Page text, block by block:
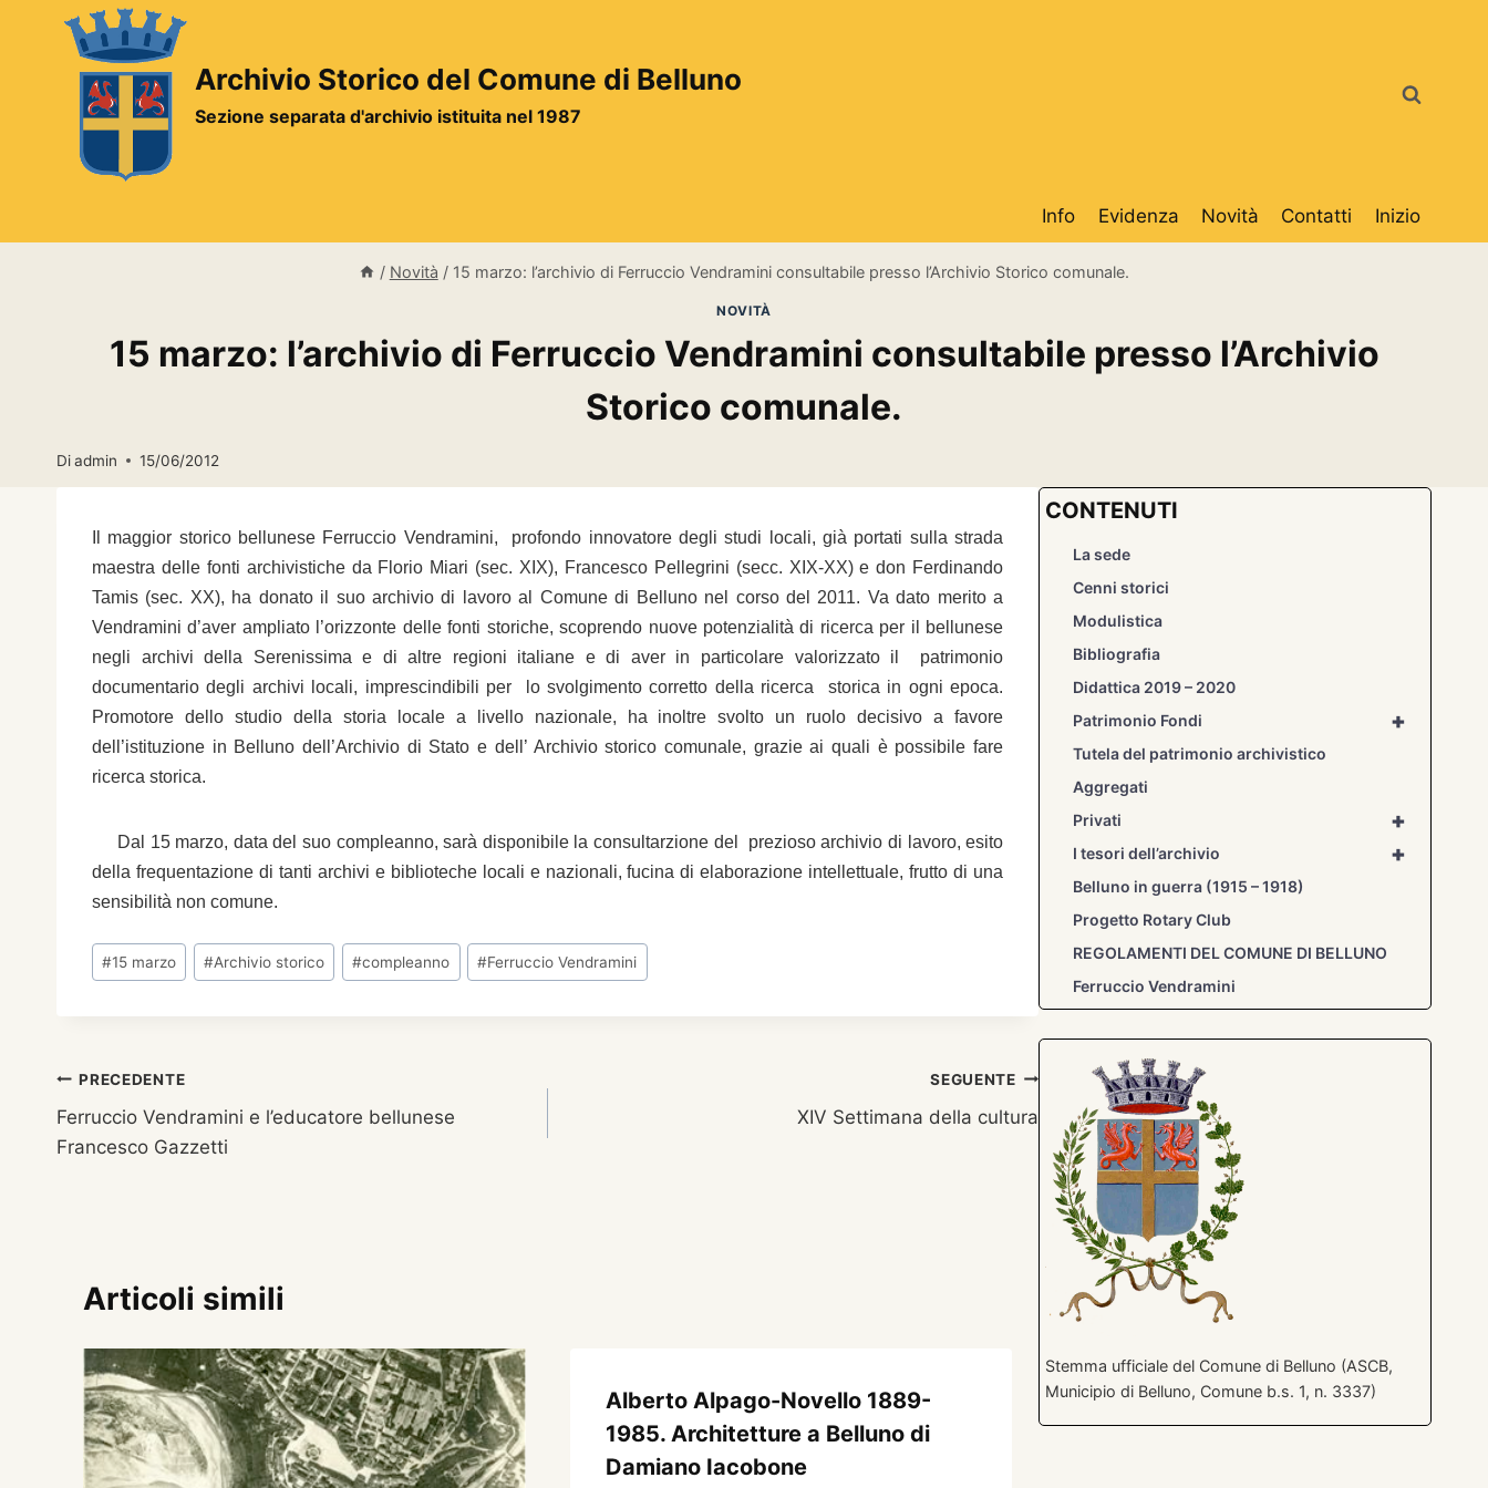
contenuto
Archivio Storico del Comune di Belluno
Sezione separata d'archivio istituita nel 1987
Info Evidenza Novità Contatti Inizio
/ Novità / 15 marzo: l’archivio di Ferruccio Vendramini consultabile presso l’Archivio Storico comunale.
NOVITÀ
15 marzo: l’archivio di Ferruccio Vendramini consultabile presso l’Archivio
Storico comunale.
Diadmin 15/06/2012
l maggior storico bellunese Ferruccio Vendramini, profondo innovatore degli studi locali, già portati sulla strada
maestra delle fonti archivistiche da Florio Miari (sec. XIX), Francesco Pellegrini (secc. XIX-XX) e don Ferdinando
Tamis (sec. XX), ha donato il suo archivio di lavoro al Comune di Belluno nel corso del 2011. Vadato merito a
Vendramini d’aver ampliato l’orizzonte delle fonti storiche, scoprendo nuove potenzialità di ricerca per il bellunese
negli archivi della Serenissima e di altre regioni italiane e di aver in particolare valorizzato il patrimonio
documentario degli archivi locali, imprescindibili per lo svolgimento corretto della ricerca storica in ogni epoca.
Promotore dello studio della storia locale a livello nazionale, ha inoltre svolto un ruolo decisivo a favore
dell’istituzione in Belluno dell’Archivio di Stato e dell’ Archivio storico comunale, grazie ai quali è possibile fare
ricerca storica.
Dal 15 marzo, data del suo compleanno, sarà disponibile la consultarzione del prezioso archivio di lavoro, esito
della frequentazione di tanti archivi e biblioteche locali e nazionali, fucina di elaborazione intellettuale, frutto di una
sensibilità non comune.
Tag
articolo:
#15 marzo #Archivio storico #compleanno #Ferruccio Vendramini
Navigazione
articoli
PRECEDENTE
Ferruccio Vendramini e l’educatore bellunese
Francesco Gazzetti
SEGUENTE
XIV Settimana della cultura
Articoli simili
Alberto Alpago-Novello 1889-
1985. Architetture a Belluno di
Damiano Iacobone
CONTENUTI
La sede
Cenni storici
Modulistica
Bibliografia
Didattica 2019 – 2020
+
Patrimonio Fondi
Tutela del patrimonio archivistico
Aggregati
+
Privati
+
I tesori dell’archivio
Belluno in guerra (1915 – 1918)
Progetto Rotary Club
REGOLAMENTI DEL COMUNE DI BELLUNO
Ferruccio Vendramini
Stemma ufficiale del Comune di Belluno (ASCB,
Municipio di Belluno, Comune b.s. 1, n. 3337)